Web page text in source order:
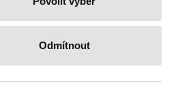
Odmítnout